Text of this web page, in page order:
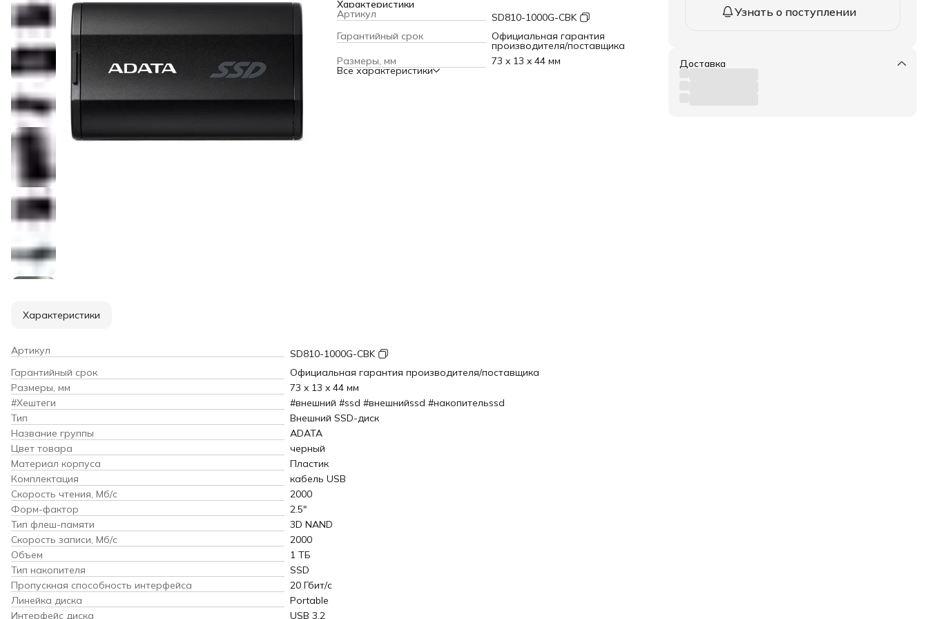
Характеристики
Артикул
SD810-1000G-CBK
Гарантийный срок
Официальная гарантия
производителя/поставщика
Размеры, мм
73 x 13 x 44 мм
Все характеристики
Узнать о поступлении
Доставка
Характеристики
Артикул
SD810-1000G-CBK
Гарантийный срок
Официальная гарантия производителя/поставщика
Размеры, мм
73 x 13 x 44 мм
#Хештеги
#внешний #ssd #внешнийssd #накопительssd
Тип
Внешний SSD-диск
Название группы
ADATA
Цвет товара
черный
Материал корпуса
Пластик
Комплектация
кабель USB
Скорость чтения, Мб/с
2000
Форм-фактор
2.5"
Тип флеш-памяти
3D NAND
Скорость записи, Мб/с
2000
Объем
1 ТБ
Тип накопителя
SSD
Пропускная способность интерфейса
20 Гбит/с
Линейка диска
Portable
Интерфейс диска
USB 3.2